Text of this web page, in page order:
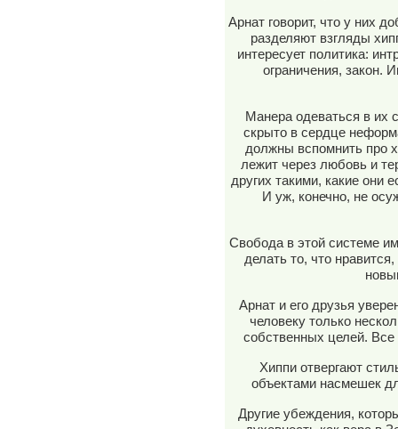
Арнат говорит, что у них
разделяют взгляды
интересует политика:
ограничения, закон.
Манера одеваться в их
скрыто в сердце
должны вспомнить про
лежит через любовь и
других такими, какие они
И уж, конечно, не
Свобода в этой системе
делать то, что
Арнат и его друзья
человеку только
собственных целей.
Хиппи отвергают
объектами насмешек
Другие убеждения,